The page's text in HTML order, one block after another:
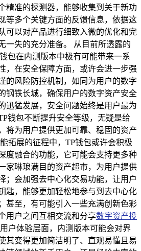
精准的探测器，能够收集到关于新功
等多个关键方面的反馈信息，依据这
可以对产品进行细致入微的优化和完
一失的充分准备。 从目前所透露的
包在内测版本中极有可能带来一系
，在安全保障方面，或许会进一步强
的风险防控机制，如同为用户的数字
钢铁长城，确保用户的数字资产安全
迅猛发展，安全问题始终是用户最为
钱包不断提升安全等级，无疑是给
将为用户提供更加可靠、稳固的资产
拓展的征程中，TP钱包或许会积极
度融合的功能，它可能会支持更多种
家琳琅满目的资产超市，为用户提供
；会加强去中心化交易功能，让用户
匙，能够更加轻松地参与到去中心化
甚至，有可能引入一些充满创新色彩
用户之间互相交流和分享数字资产投
户体验层面，内测版本可能会对界
其变得更加简洁明了、直观易懂且易